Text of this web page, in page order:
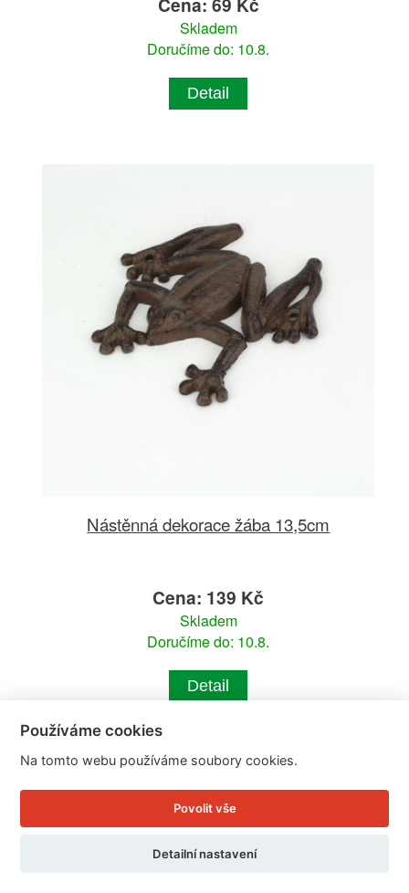
Skladem
Doručíme do: 10.8.
Detail
Nástěnná dekorace žába 13,5cm
Cena: 139 Kč
Skladem
Doručíme do: 10.8.
Detail
Používáme cookies
Na tomto webu používáme soubory cookies.
Povolit vše
Detailní nastavení